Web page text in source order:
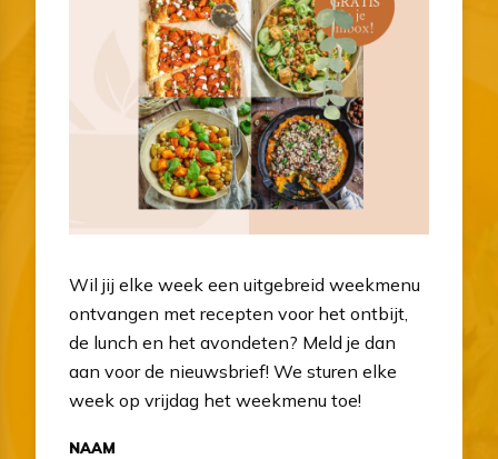
Wil jij elke week een uitgebreid weekmenu
ontvangen met recepten voor het ontbijt,
de lunch en het avondeten? Meld je dan
aan voor de nieuwsbrief! We sturen elke
week op vrijdag het weekmenu toe!
NAAM